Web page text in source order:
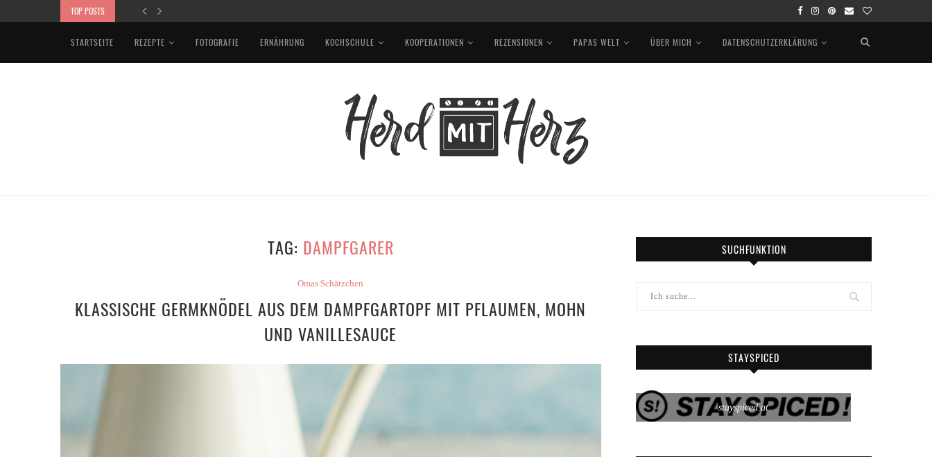
TOP POSTS
STARTSEITE REZEPTE FOTOGRAFIE ERNÄHRUNG KOCHSCHULE KOOPERATIONEN REZENSIONEN PAPAS WELT ÜBER MICH DATENSCHUTZERKLÄRUNG
TAG: DAMPFGARER
Omas Schätzchen
KLASSISCHE GERMKNÖDEL AUS DEM DAMPFGARTOPF MIT PFLAUMEN, MOHN
UND VANILLESAUCE
SUCHFUNKTION
STAYSPICED
stayspiced.at